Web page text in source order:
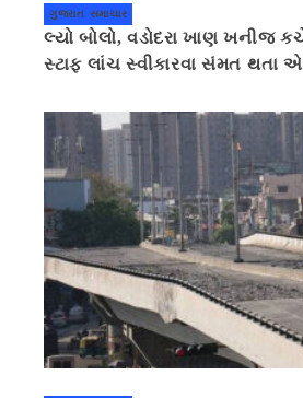
ગુજરાત સમાચાર
લ્યો બોલો, વડોદરા ખાણ ખનીજ
સ્ટાફ લાંચ સ્વીકારવા સંમત થતા